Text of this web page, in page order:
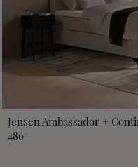
Jensen Ambassador +
486